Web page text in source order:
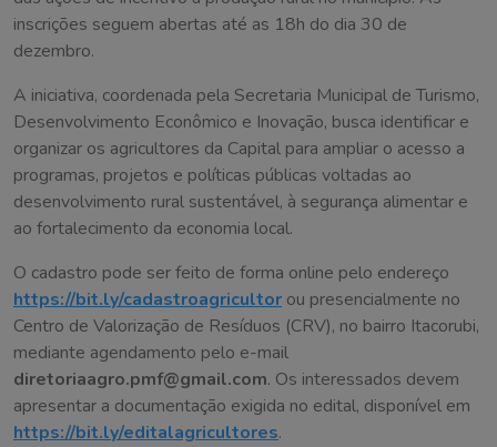
inscrições seguem abertas até as 18h do dia 30 de
dezembro.
A iniciativa, coordenada pela Secretaria Municipal de Turismo,
Desenvolvimento Econômico e Inovação, busca identificar e
organizar os agricultores da Capital para ampliar o acesso a
programas, projetos e políticas públicas voltadas ao
desenvolvimento rural sustentável, à segurança alimentar e
ao fortalecimento da economia local.
O cadastro pode ser feito de forma online pelo endereço
https://bit.ly/cadastroagricultor ou presencialmente no
Centro de Valorização de Resíduos (CRV), no bairro Itacorubi,
mediante agendamento pelo e-mail
diretoriaagro.pmf@gmail.com. Os interessados devem
apresentar a documentação exigida no edital, disponível em
https://bit.ly/editalagricultores.